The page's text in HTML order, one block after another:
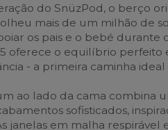
do SnüzPod, o berço
mais de um milhão de
os pais e o bebé durante
oferece o equilíbrio perfeito
- a primeira caminha
ao lado da cama combina
sofisticados,
janelas em malha respirável